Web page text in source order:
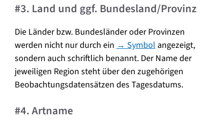
#3. Land und ggf. Bundesland/Provinz
Die Länder bzw. Bundesländer oder Provinzen
werden nicht nur durch ein → Symbol angezeigt,
sondern auch schriftlich benannt. Der Name der
jeweiligen Region steht über den zugehörigen
Beobachtungsdatensätzen des Tagesdatums.
#4. Artname